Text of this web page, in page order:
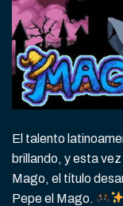
El talento
brillando, y esta
Mago, el título
Pepe el Mago.